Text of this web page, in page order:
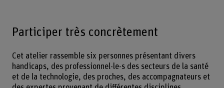
Participer très concrètement
Cet atelier rassemble six personnes présentant divers
handicaps, des professionnel-le-s des secteurs de la santé
et de la technologie, des proches, des accompagnateurs et